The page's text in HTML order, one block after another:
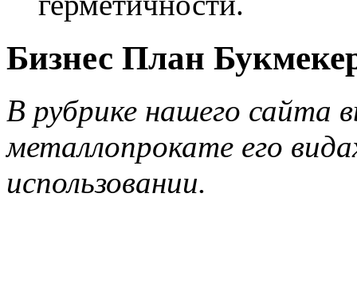
Бизнес План
В рубрике нашего сайта
металлопрокате его
использовании.